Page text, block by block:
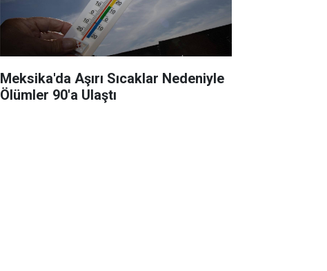
Meksika'da Aşırı Sıcaklar Nedeniyle
Ölümler 90'a Ulaştı